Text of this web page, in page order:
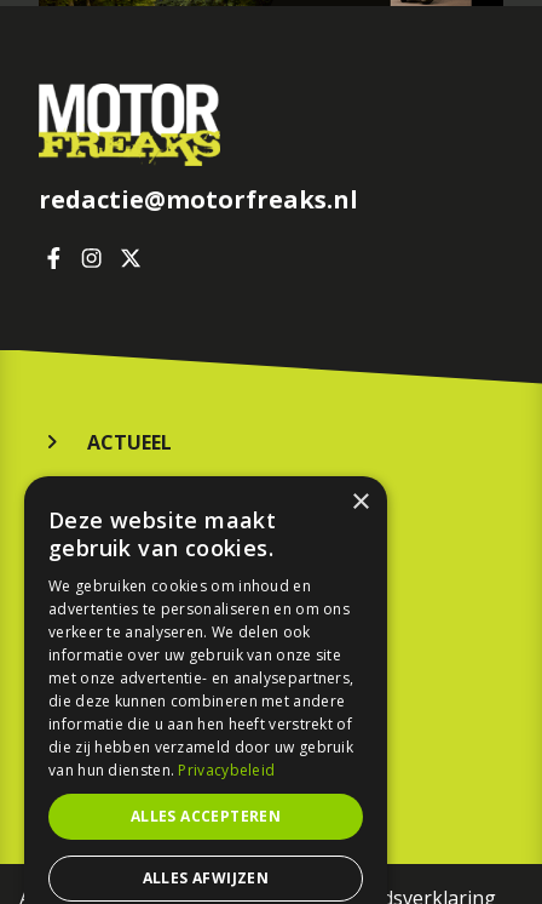
redactie@motorfreaks.nl
ACTUEEL
KOOPGIDS
TESTEN
SPORT
REPORTAGE
TOUREN
NIEUWSBRIEF
×
Deze website maakt
gebruik van cookies.
We gebruiken cookies om inhoud en
advertenties te personaliseren en om ons
verkeer te analyseren. We delen ook
informatie over uw gebruik van onze site
met onze advertentie- en analysepartners,
die deze kunnen combineren met andere
informatie die u aan hen heeft verstrekt of
die zij hebben verzameld door uw gebruik
van hun diensten. Privacybeleid
ALLES ACCEPTEREN
ALLES AFWIJZEN